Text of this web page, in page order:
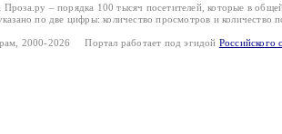
Проза.ру – порядка 100 тысяч посетителей, которые в
по две цифры: количество просмотров и количество
2000-2026 Портал работает под эгидой Российского